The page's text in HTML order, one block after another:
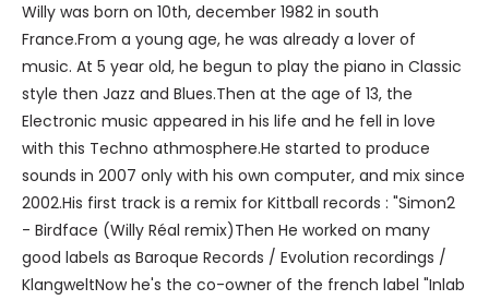
Willy was born on 10th, december 1982 in south
France.From a young age, he was already a lover of
music. At 5 year old, he begun to play the piano in Classic
style then Jazz and Blues.Then at the age of 13, the
Electronic music appeared in his life and he fell in love
with this Techno athmosphere.He started to produce
sounds in 2007 only with his own computer, and mix since
2002.His first track is a remix for Kittball records : "Simon2
- Birdface (Willy Réal remix)Then He worked on many
good labels as Baroque Records / Evolution recordings /
KlangweltNow he's the co-owner of the french label "Inlab